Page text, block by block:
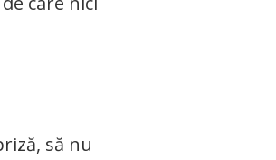
să nu